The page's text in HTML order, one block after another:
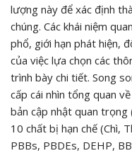
lượng này để xác định
chúng. Các khái niệm
phổ, giới hạn phát hiện,
của việc lựa chọn các
trình bày chi tiết. Song
cấp cái nhìn tổng quan
bản cập nhật quan trọng
10 chất bị hạn chế (Chì,
PBBs, PBDEs, DEHP,